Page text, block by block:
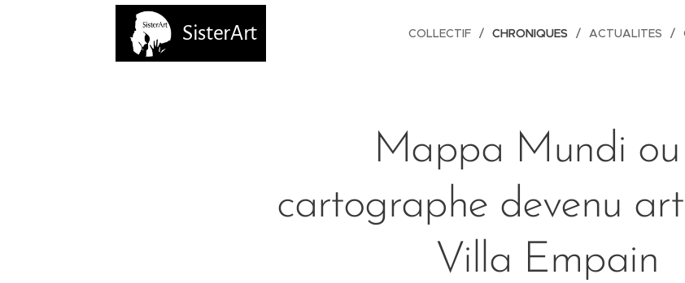
SisterArt COLLECTIF CHRONIQUES ACTUALITES
Mappa Mundi
cartographe devenu
Villa Empain